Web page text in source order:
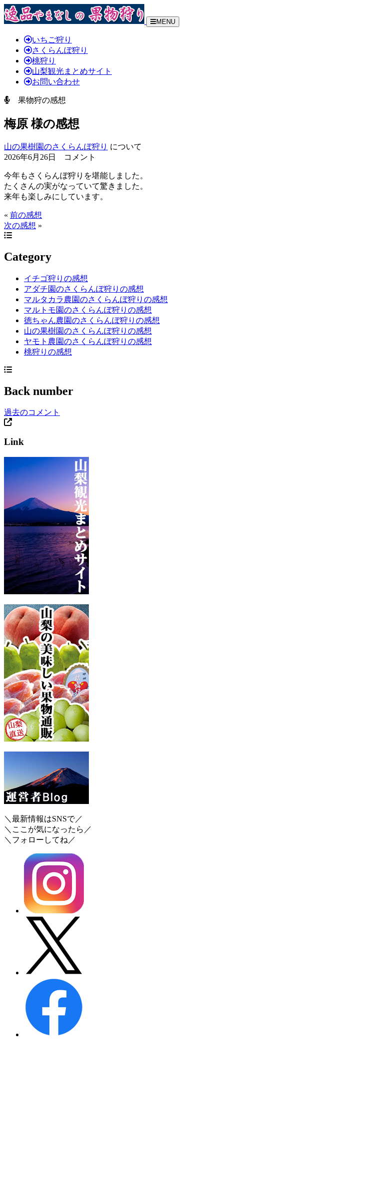
MENU
いちご狩り
さくらんぼ狩り
桃狩り
山梨観光まとめサイト
お問い合わせ
果物狩の感想
梅原 様の感想
山の果樹園のさくらんぼ狩り について
2026年6月26日 コメント
今年もさくらんぼ狩りを堪能しました。
たくさんの実がなっていて驚きました。
来年も楽しみにしています。
« 前の感想
次の感想 »
Category
イチゴ狩りの感想
アダチ園のさくらんぼ狩りの感想
マルタカラ農園のさくらんぼ狩りの感想
マルトモ園のさくらんぼ狩りの感想
徳ちゃん農園のさくらんぼ狩りの感想
山の果樹園のさくらんぼ狩りの感想
ヤモト農園のさくらんぼ狩りの感想
桃狩りの感想
Back number
過去のコメント
Link
＼最新情報はSNSで／
＼ここが気になったら／
＼フォローしてね／